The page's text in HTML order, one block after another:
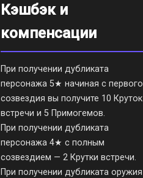
Кэшбэк и
компенсации
При получении дубликата
персонажа 5★ начиная с первого
созвездия вы получите 10 Круток
встречи и 5 Примогемов.
При получении дубликата
персонажа 4★ с полным
созвездием — 2 Крутки встречи.
При получении дубликата оружия